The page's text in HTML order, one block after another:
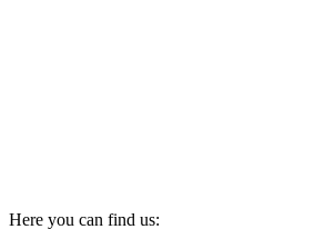
Here you can find us: